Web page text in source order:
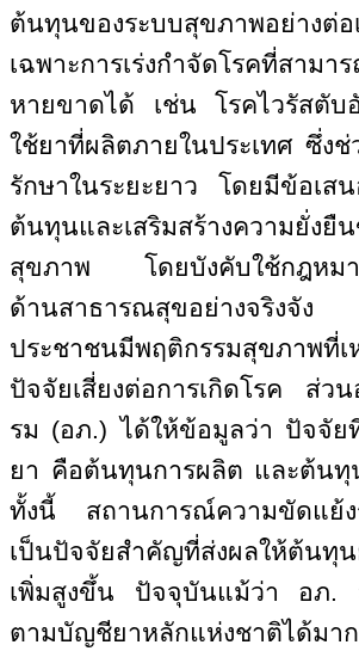
ต้นทุนของระบบสุขภาพอย่า
เฉพาะการเร่งกำจัดโรคที่สามา
หายขาดได้ เช่น โรคไวรัสตับ
ใช้ยาที่ผลิตภายในประเทศ ซึ่ง
รักษาในระยะยาว โดยมีข้อเส
ต้นทุนและเสริมสร้างความยั่งยื
สุขภาพ โดยบังคับใช้กฎหมา
ด้านสาธารณสุขอย่างจริงจัง
ประชาชนมีพฤติกรรมสุขภาพที่เ
ปัจจัยเสี่ยงต่อการเกิดโรค ส่วน
รม (อภ.) ได้ให้ข้อมูลว่า ปัจจัย
ยา คือต้นทุนการผลิต และต้นทุ
ทั้งนี้ สถานการณ์ความขัดแย้ง
เป็นปัจจัยสำคัญที่ส่งผลให้ต้นทุ
เพิ่มสูงขึ้น ปัจจุบันแม้ว่า อภ.
ตามบัญชียาหลักแห่งชาติไ